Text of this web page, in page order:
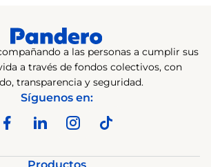
a las personas a cumplir sus
a través de fondos colectivos, con
transparencia y seguridad.
Síguenos en: